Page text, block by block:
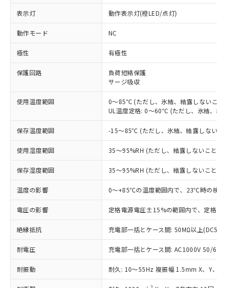
表示灯 動作表示灯(橙LED/点灯)
動作モード NC
極性 有極性
保護回路
負荷短絡保護
サージ吸収
使用温度範囲
0～85℃ (ただし、氷結、結露しないこと)
UL温度定格: 0～60℃ (ただし、氷結、結
保存温度範囲 -15～85℃ (ただし、氷結、結露しないこ
使用湿度範囲 35～95%RH (ただし、結露しないこと)
保存湿度範囲 35～95%RH (ただし、結露しないこと)
温度の影響 0～+85℃の温度範囲内で、23℃時の検
電圧の影響 定格電源電圧±15%の範囲内で、定格電
絶縁抵抗 充電部一括とケース間: 50MΩ以上
耐電圧 充電部一括とケース間: AC1000V 50/
耐振動 耐久: 10～55Hz 複振幅 1.5mm X、Y、Z
ご利用条件
以下の条件をお読みいただき、同意のうえ
ご利用ください。
本サービスは、当社制御機器事業取扱
商品の当社在庫状況および標準価格
(税抜)を提供させていただくもので
当社制御機器事業取扱商品の中には、
本サービスの対象外となる商品もある
ことをご了承ください。
在庫状況および標準価格照会結果は、
記載している更新日時点での社内デー
タに基づき作成されるものであり、閲
対応済み：EU RoHS指令（10物質）の
非含有に対応した製品が提供可能な商品で
す。
対応予定：EU RoHS指令（10物質）の非含
有に対応した製品に切り替える予定のある
商品です。
対応予定なし：EU RoHS指令（10物質）の
非含有に非対応の商品で、対応品を出す予
定はありません。
調査・確認中：EU RoHS指令（10物質）の
非含有の対応状況を調査中または確認中の
非該当品：ライセンス料など無形物で、有
害物質有無と関係のない商品です。
仕入先様の事情により、非含有部品として
むを得ず変更することがあります。
※1 中国RoHS○×表
「○」：最大均質材料含有率が中国RoHSの
基準値以下であることを示します。
「×」：最大均質材料含有率が中国RoHSの
基準値を超えていることを示します。
「－」：未確認です。当社販売部門へお問
*中国RoHS10物質の基準値 (GB/T26572)：
当社は、これら貴社製品のうち、外国
（以下｢規制貨物等」という）を輸出
または国外への提供する場合は、日本